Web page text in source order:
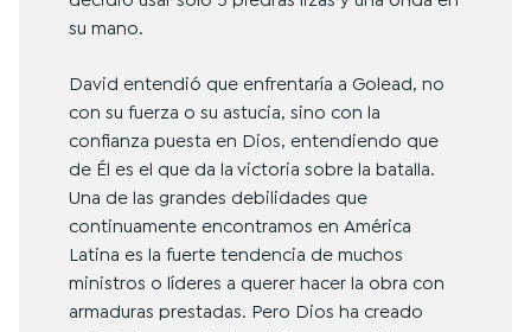
su mano.
David entendió que enfrentaría a Golead, no
con su fuerza o su astucia, sino con la
confianza puesta en Dios, entendiendo que
de Él es el que da la victoria sobre la batalla.
Una de las grandes debilidades que
continuamente encontramos en América
Latina es la fuerte tendencia de muchos
ministros o líderes a querer hacer la obra con
armaduras prestadas. Pero Dios ha creado